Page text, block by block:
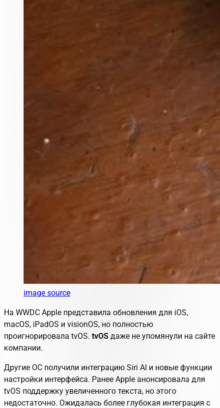
image source
На WWDC Apple представила обновления для iOS,
macOS, iPadOS и visionOS, но полностью
проигнорировала tvOS. tvOS даже не упомянули на сайте
компании.
Другие ОС получили интеграцию Siri AI и новые функции
настройки интерфейса. Ранее Apple анонсировала для
tvOS поддержку увеличенного текста, но этого
недостаточно. Ожидалась более глубокая интеграция с